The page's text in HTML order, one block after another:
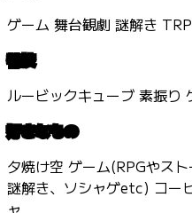
ゲーム 舞台観劇 謎解き
特技
ルービックキューブ 素振り
好きなもの
夕焼け空 ゲーム(RPGやスト
謎解き、ソシャゲetc) コー
ャ